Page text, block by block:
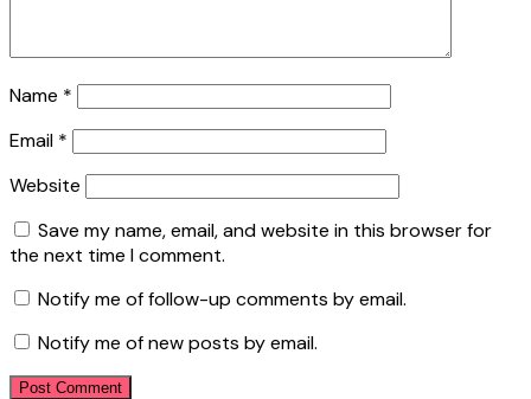
Name *
Email *
Website
Save my name, email, and website in this browser for
the next time I comment.
Notify me of follow-up comments by email.
Notify me of new posts by email.